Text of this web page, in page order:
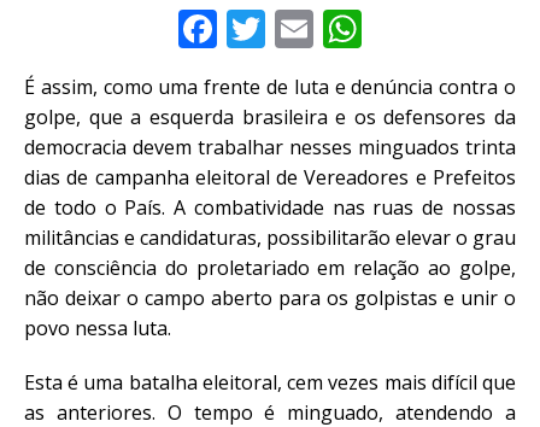
F
a
c
e
b
o
o
k
T
w
it
te
r
E
m
ai
l
h
at
s
A
p
p
É assim, como uma frente de luta e denúncia contra o
golpe, que a esquerda brasileira e os defensores da
democracia devem trabalhar nesses minguados trinta
dias de campanha eleitoral de Vereadores e Prefeitos
de todo o País. A combatividade nas ruas de nossas
militâncias e candidaturas, possibilitarão elevar o grau
de consciência do proletariado em relação ao golpe,
não deixar o campo aberto para os golpistas e unir o
povo nessa luta.
Esta é uma batalha eleitoral, cem vezes mais difícil que
as anteriores. O tempo é minguado, atendendo a